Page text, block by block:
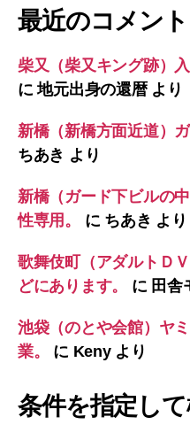
最近のコメント
柴又（柴又キング跡）
に地元出身の還暦より
新橋（新橋方面近道）
ちあき より
新橋（ガード下ビルの
性専用。
に ちあき より
歌舞伎町（アダルトＤ
どにあります。
に 田舎
池袋（のとや会館）ヤ
業。
に Kenyより
条件を指定し